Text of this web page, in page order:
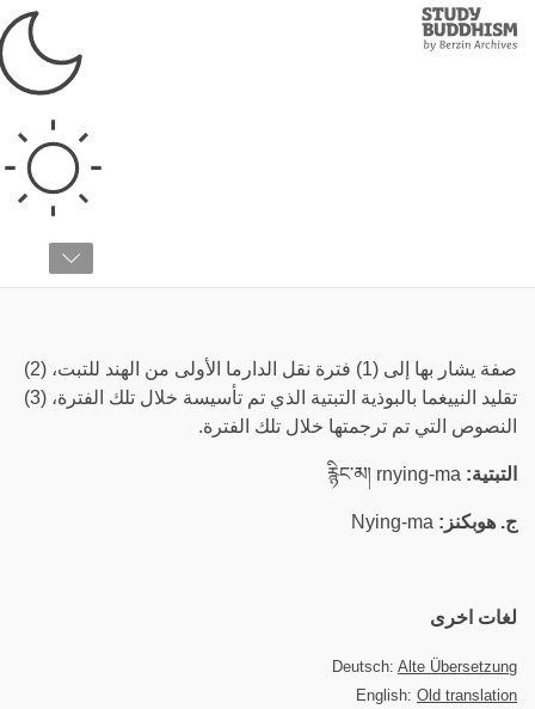
Study
Buddhism
صفة يشار بها إلى (1) فترة نقل الدارما الأولى من الهند للتبت، (2)
تقليد النييغما بالبوذية التبتية الذي تم تأسيسة خلال تلك الفترة، (3)
النصوص التي تم ترجمتها خلال تلك الفترة.
التبتية:
ج. هوبكنز:
لغات اخرى
Deutsch: Alte Übersetzung
English: Old translation